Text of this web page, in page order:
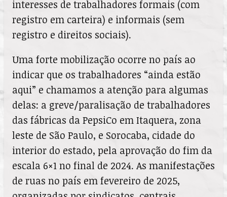
interesses de trabalhadores formais (com
registro em carteira) e informais (sem
registro e direitos sociais).
Uma forte mobilização ocorre no país ao
indicar que os trabalhadores “ainda estão
aqui” e chamamos a atenção para algumas
delas: a greve/paralisação de trabalhadores
das fábricas da PepsiCo em Itaquera, zona
leste de São Paulo, e Sorocaba, cidade do
interior do estado, pela aprovação do fim da
escala 6×1 no final de 2024. As manifestações
de ruas no país em fevereiro de 2025,